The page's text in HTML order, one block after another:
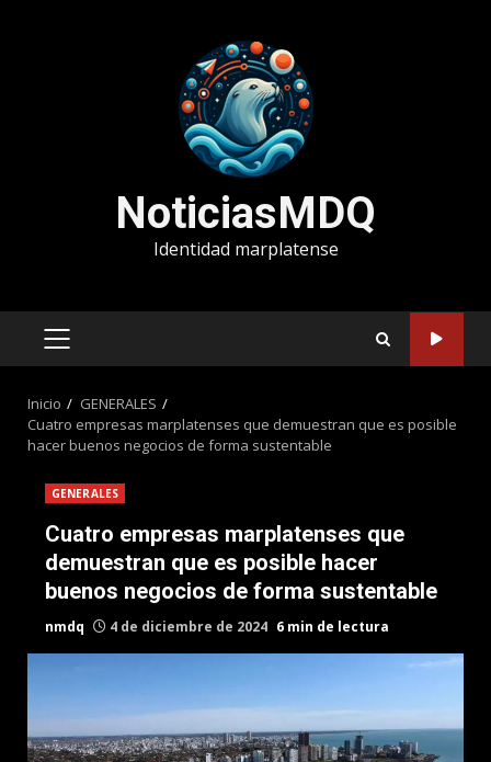
NoticiasMDQ
Identidad marplatense
MENÚ
Inicio
GENERALES
Cuatro empresas marplatenses que demuestran que es posible
hacer buenos negocios de forma sustentable
GENERALES
Cuatro empresas marplatenses que
demuestran que es posible hacer
buenos negocios de forma sustentable
nmdq 4 de diciembre de 2024 6 min de lectura